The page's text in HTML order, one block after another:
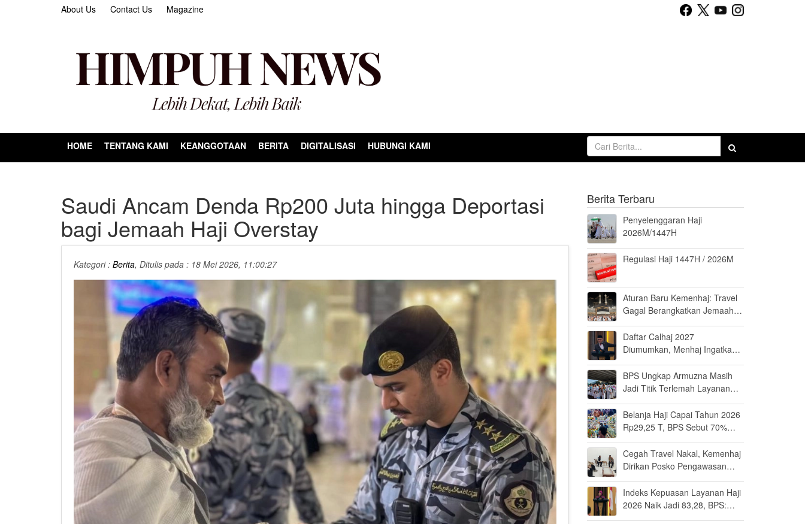
About Us Contact Us Magazine
HOME TENTANG KAMI KEANGGOTAAN BERITA DIGITALISASI HUBUNGI KAMI
Saudi Ancam Denda Rp200 Juta hingga Deportasi
bagi Jemaah Haji Overstay
Kategori : Berita, Ditulis pada : 18 Mei 2026, 11:00:27
Berita Terbaru
Penyelenggaran Haji
2026M/1447H
Regulasi Haji 1447H / 2026M
Aturan Baru Kemenhaj: Travel
Gagal Berangkatkan Jemaah
Daftar Calhaj 2027
Diumumkan, Menhaj Ingatkan
BPS Ungkap Armuzna Masih
Jadi Titik Terlemah Layanan
Belanja Haji Capai Tahun 2026
Rp29,25 T, BPS Sebut 70%
Saudi
Cegah Travel Nakal, Kemenhaj
Dirikan Posko Pengawasan
Indeks Kepuasan Layanan Haji
2026 Naik Jadi 83,28, BPS: